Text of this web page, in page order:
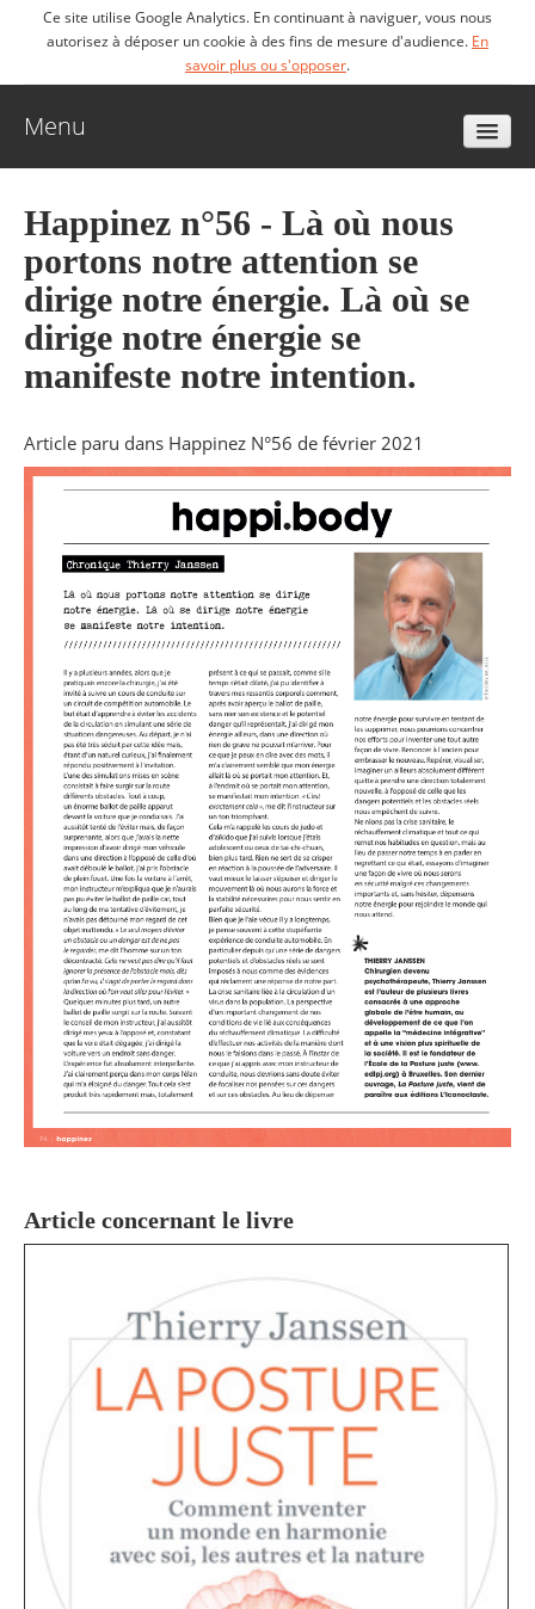
Ce site utilise Google Analytics. En continuant à naviguer, vous nous
autorisez à déposer un cookie à des fins de mesure d'audience. En
savoir plus ou s'opposer.
Menu
Biographie
Livres
Articles
Podcasts
Agenda
Contact
Happinez n°56 - Là où nous
portons notre attention se
dirige notre énergie. Là où se
dirige notre énergie se
manifeste notre intention.
Article paru dans Happinez N°56 de février 2021
Article concernant le livre